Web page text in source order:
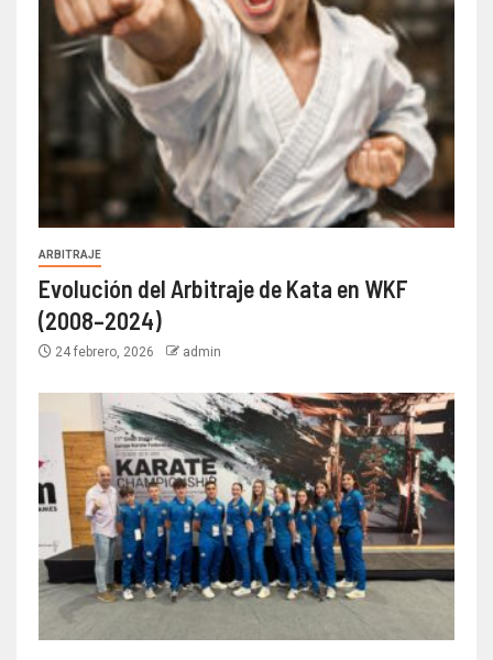
ARBITRAJE
Evolución del Arbitraje de Kata en WKF
(2008–2024)
24 febrero, 2026 admin